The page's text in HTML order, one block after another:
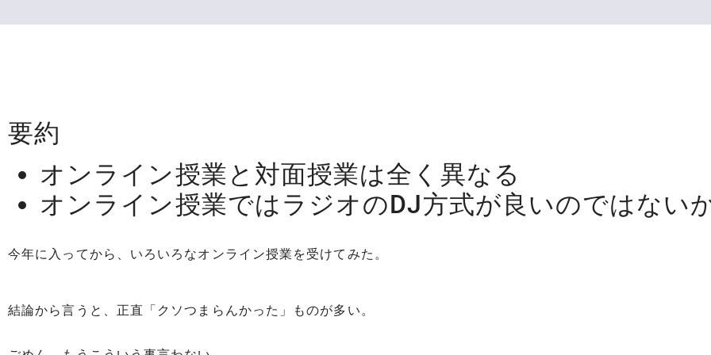
要約
オンライン授業と対面授業は全く異なる
オンライン授業ではラジオのDJ方式が良いのではない
今年に入ってから、いろいろなオンライン授業を受けてみた。
結論から言うと、正直「クソつまらんかった」ものが多い。